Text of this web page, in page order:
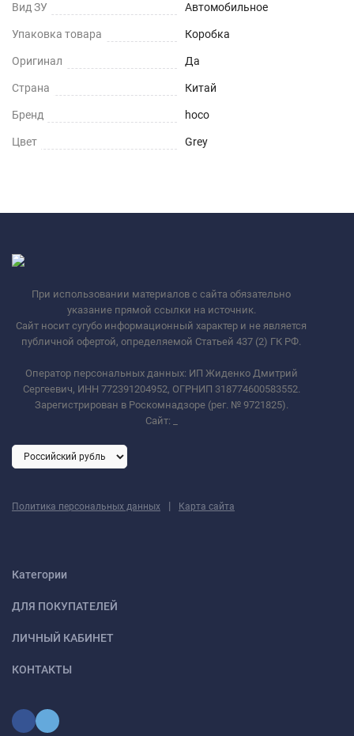
Вид ЗУ Автомобильное
Упаковка товара Коробка
Оригинал Да
Страна Китай
Бренд hoco
Цвет Grey
При использовании материалов с сайта обязательно
указание прямой ссылки на источник.
Сайт носит сугубо информационный характер и не является
публичной офертой, определяемой Статьей 437 (2) ГК РФ.
Оператор персональных данных: ИП Жиденко Дмитрий
Сергеевич, ИНН 772391204952, ОГРНИП 318774600583552.
Зарегистрирован в Роскомнадзоре (рег. № 9721825).
Сайт:
Политика персональных данных | Карта сайта
Категории
ДЛЯ ПОКУПАТЕЛЕЙ
ЛИЧНЫЙ КАБИНЕТ
КОНТАКТЫ